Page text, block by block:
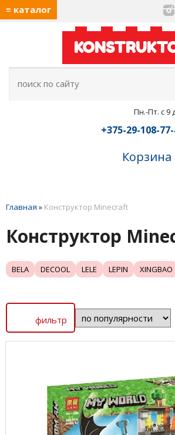
≡ каталог
Пн.-Пт. с 9
+375-29-108-
Корзина
Главная » Конструктор Minecraft
Конструктор
BELA DECOOL LELE LEPIN XINGBAO
фильтр